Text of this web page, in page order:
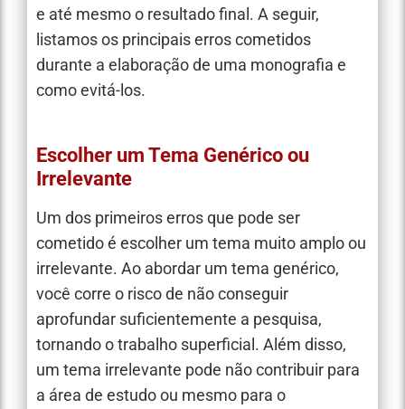
e até mesmo o resultado final. A seguir,
listamos os principais erros cometidos
durante a elaboração de uma monografia e
como evitá-los.
Escolher um Tema Genérico ou
Irrelevante
Um dos primeiros erros que pode ser
cometido é escolher um tema muito amplo ou
irrelevante. Ao abordar um tema genérico,
você corre o risco de não conseguir
aprofundar suficientemente a pesquisa,
tornando o trabalho superficial. Além disso,
um tema irrelevante pode não contribuir para
a área de estudo ou mesmo para o